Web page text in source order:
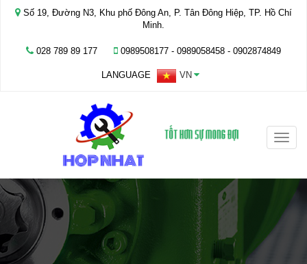
Số 19, Đường N3, Khu phố Đông An, P. Tân Đông Hiệp, TP. Hồ Chí
Minh.
028 789 89 177 0989508177 - ‭0989058458‬ - 0902874849
LANGUAGE VN
Toggle